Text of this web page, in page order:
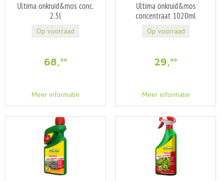
Ultima onkruid&mos conc.
2.5l
68,99
Meer informatie
Op voorraad
Ultima onkruid&mos
concentraat 1020ml
29,99
Meer informatie
Op voorraad